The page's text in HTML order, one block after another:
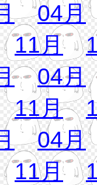
04月
11月
04月
11月
04月
11月